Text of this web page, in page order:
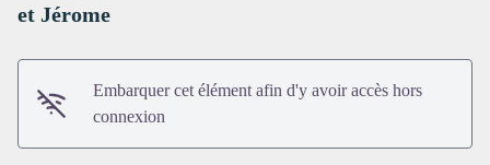
et Jérome
Embarquer cet élément afin d'y avoir accès hors
connexion